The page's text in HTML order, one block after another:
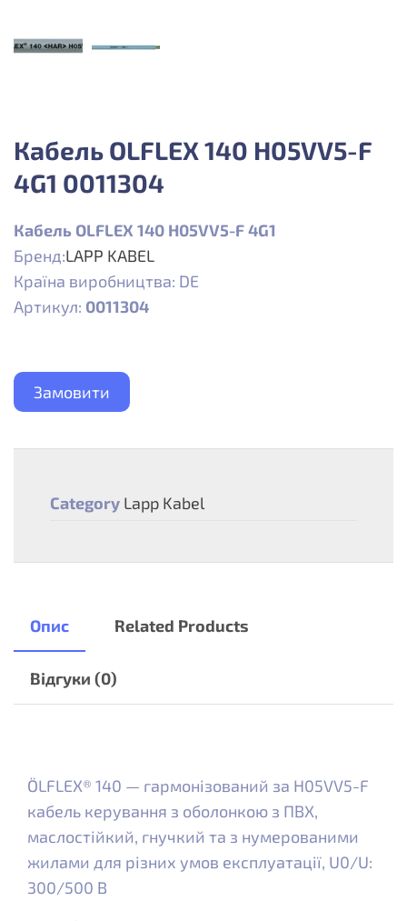
Кабель OLFLEX 140 H05VV5-F
4G1 0011304
Кабель OLFLEX 140 H05VV5-F 4G1
Бренд:LAPP KABEL
Країна виробництва: DE
Артикул: 0011304
Замовити
Category Lapp Kabel
Опис Related Products
Відгуки (0)
ÖLFLEX® 140 — гармонізований за H05VV5-F
кабель керування з оболонкою з ПВХ,
маслостійкий, гнучкий та з нумерованими
жилами для різних умов експлуатації, U0/U:
300/500 В